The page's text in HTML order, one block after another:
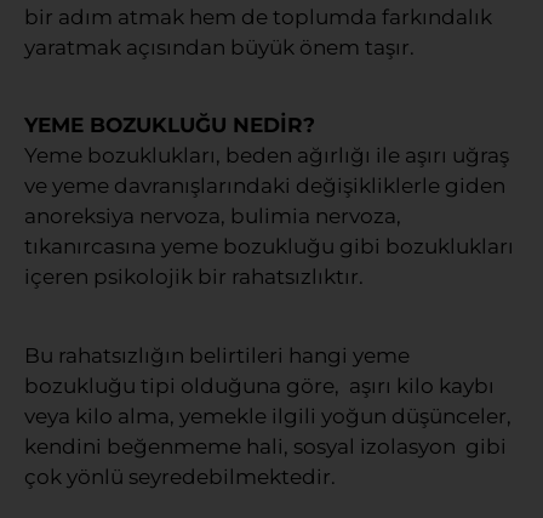
bir adım atmak hem de toplumda farkındalık
yaratmak açısından büyük önem taşır.
YEME BOZUKLUĞU NEDİR?
Yeme bozuklukları, beden ağırlığı ile aşırı uğraş
ve yeme davranışlarındaki değişikliklerle giden
anoreksiya nervoza, bulimia nervoza,
tıkanırcasına yeme bozukluğu gibi bozuklukları
içeren psikolojik bir rahatsızlıktır.
Bu rahatsızlığın belirtileri hangi yeme
bozukluğu tipi olduğuna göre, aşırı kilo kaybı
veya kilo alma, yemekle ilgili yoğun düşünceler,
kendini beğenmeme hali, sosyal izolasyon gibi
çok yönlü seyredebilmektedir.